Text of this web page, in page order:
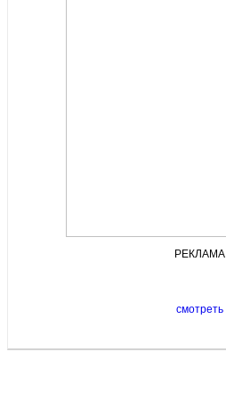
РЕКЛАМА
смотреть